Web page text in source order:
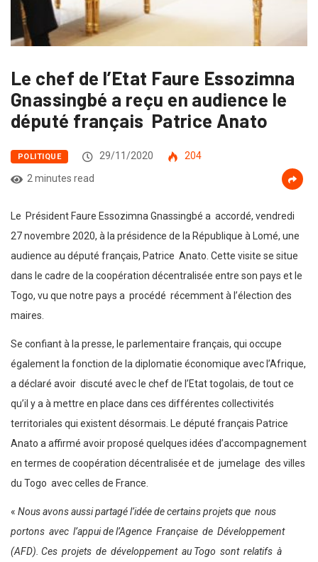
Le chef de l’Etat Faure Essozimna
Gnassingbé a reçu en audience le
député français Patrice Anato
POLITIQUE 29/11/2020
204
2 minutes read
Le Président Faure Essozimna Gnassingbé a accordé, vendredi
27 novembre 2020, à la présidence de la République à Lomé, une
audience au député français, Patrice Anato. Cette visite se situe
dans le cadre de la coopération décentralisée entre son pays et le
Togo, vu que notre pays a procédé récemment à l’élection des
maires.
Se confiant à la presse, le parlementaire français, qui occupe
également la fonction de la diplomatie économique avec l’Afrique,
a déclaré avoir discuté avec le chef de l’Etat togolais, de tout ce
qu’il y a à mettre en place dans ces différentes collectivités
territoriales qui existent désormais. Le député français Patrice
Anato a affirmé avoir proposé quelques idées d’accompagnement
en termes de coopération décentralisée et de jumelage des villes
du Togo avec celles de France.
« Nous avons aussi partagé l’idée de certains projets que nous
portons avec l’appui de l’Agence Française de Développement
(AFD). Ces projets de développement au Togo sont relatifs à